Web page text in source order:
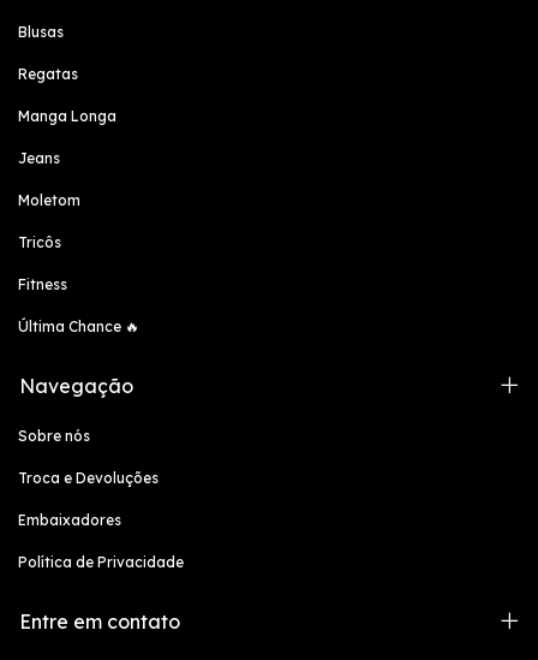
Blusas
Regatas
Manga Longa
Jeans
Moletom
Tricôs
Fitness
Última Chance 🔥
Navegação
Sobre nós
Troca e Devoluções
Embaixadores
Política de Privacidade
Entre em contato